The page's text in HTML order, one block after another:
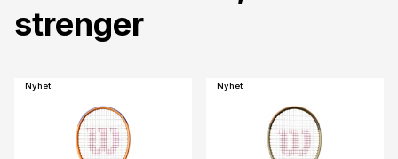
strenger
Nyhet Nyhet